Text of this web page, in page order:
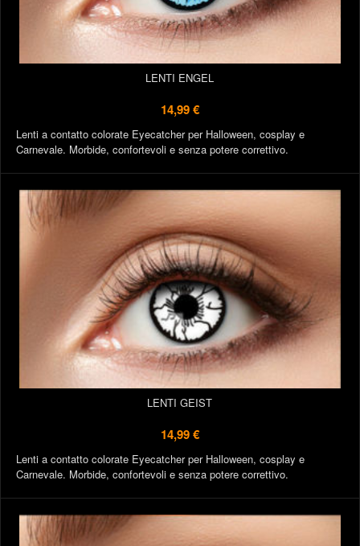
LENTI ENGEL
14,99 €
Lenti a contatto colorate Eyecatcher per Halloween, cosplay e
Carnevale. Morbide, confortevoli e senza potere correttivo.
LENTI GEIST
14,99 €
Lenti a contatto colorate Eyecatcher per Halloween, cosplay e
Carnevale. Morbide, confortevoli e senza potere correttivo.